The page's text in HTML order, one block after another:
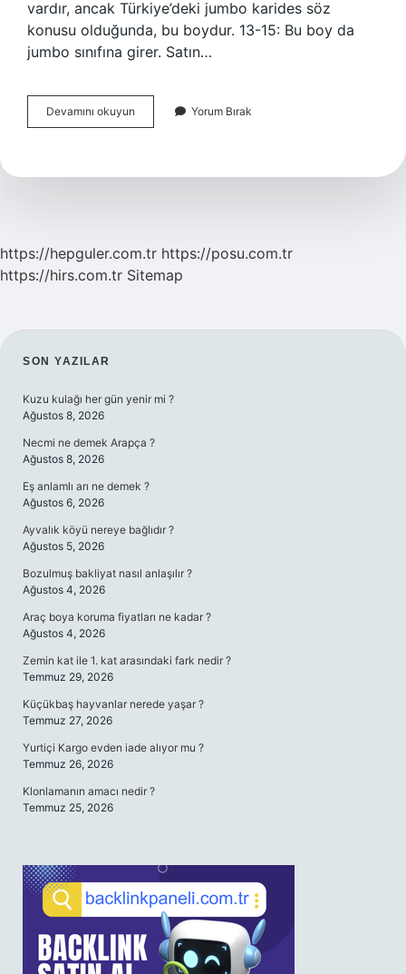
vardır, ancak Türkiye’deki jumbo karides söz
konusu olduğunda, bu boydur. 13-15: Bu boy da
jumbo sınıfına girer. Satın…
Devamını okuyun Karidesin
Büyüğü
Yorum Bırak
https://hepguler.com.tr https://posu.com.tr
https://hirs.com.tr Sitemap
SIDEBAR
SON YAZILAR
Kuzu kulağı her gün yenir mi ?
Ağustos 8, 2026
Necmi ne demek Arapça ?
Ağustos 8, 2026
Eş anlamlı arı ne demek ?
Ağustos 6, 2026
Ayvalık köyü nereye bağlıdır ?
Ağustos 5, 2026
Bozulmuş bakliyat nasıl anlaşılır ?
Ağustos 4, 2026
Araç boya koruma fiyatları ne kadar ?
Ağustos 4, 2026
Zemin kat ile 1. kat arasındaki fark nedir ?
Temmuz 29, 2026
Küçükbaş hayvanlar nerede yaşar ?
Temmuz 27, 2026
Yurtiçi Kargo evden iade alıyor mu ?
Temmuz 26, 2026
Klonlamanın amacı nedir ?
Temmuz 25, 2026